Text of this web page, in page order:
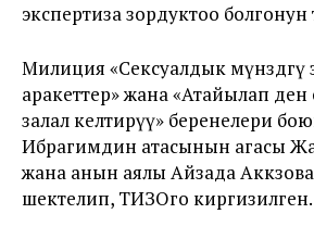
экспертиза зордуктоо болгонун
Милиция «Сексуалдык
аракеттер» жана «Атайылап ден
залал келтирүү» беренелери
Ибрагимдин атасынын агасы
жана анын аялы Айзада
шектелип, ТИЗОго киргизилген.